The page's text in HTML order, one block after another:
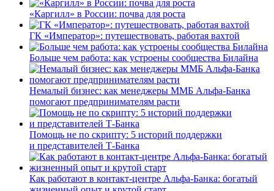
«Каргилл» в России: почва для роста
ГК «Император»: путешествовать, работая вахтой
Больше чем работа: как устроены сообщества Билайна
Немалый бизнес: как менеджеры ММБ Альфа-Банка
помогают предпринимателям расти
Помощь не по скрипту: 5 историй поддержки
и представителей Т-Банка
Как работают в контакт-центре Альфа-Банка: богатый